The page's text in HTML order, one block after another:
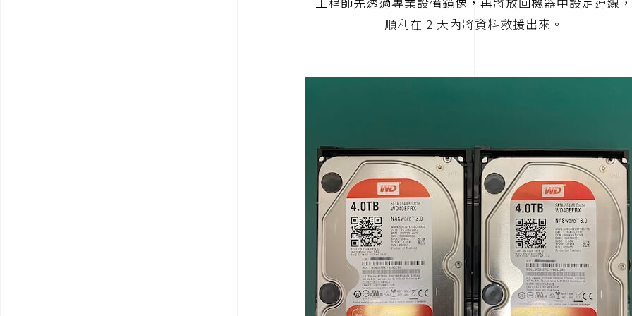
順利在 2 天內將資料救援出來。